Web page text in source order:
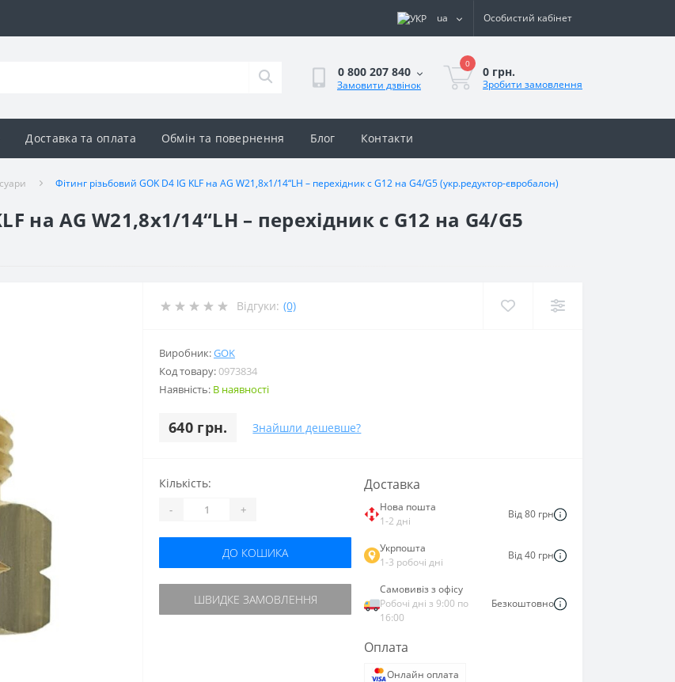
ua Особистий кабінет
0 800 207 840
Замовити дзвінок
0
0 грн.
Зробити замовлення
Доставка та оплата Обмін та повернення Блог Контакти
Фітинг різьбовий GOK D4 IG KLF на AG W21,8x1/14“LH – перехідник с G12 на G4/G5 (укр.редуктор-євробалон)
на AG W21,8x1/14“LH – перехідник с G12 на G4/G5
Відгуки: (0)
Виробник:GOK
Код товару:0973834
Наявність: В наявності
640 грн. Знайшли дешевше?
Кількість:
- +
ДО КОШИКА
ШВИДКЕ ЗАМОВЛЕННЯ
Доставка
Нова пошта
1-2 дні
Від 80 грн
Укрпошта
1-3 робочі дні
Від 40 грн
Самовивіз з офісу
Робочі дні з 9:00 по
16:00
Безкоштовно
Оплата
Онлайн оплата